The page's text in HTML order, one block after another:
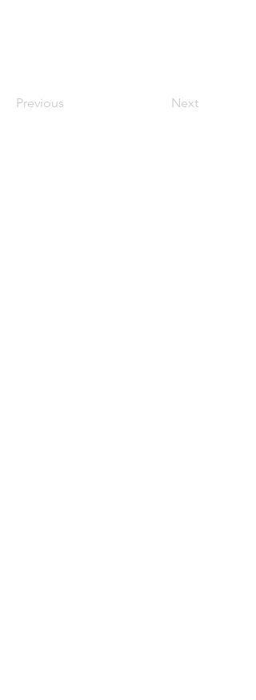
Previous Next